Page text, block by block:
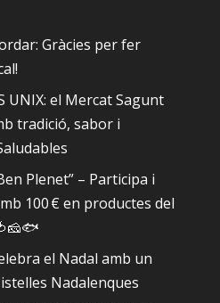
Gràcies per fer
UNIX: el Mercat Sagunt
tradició, sabor i
Plenet” – Participa i
100 € en productes del
el Nadal amb un
Nadalenques